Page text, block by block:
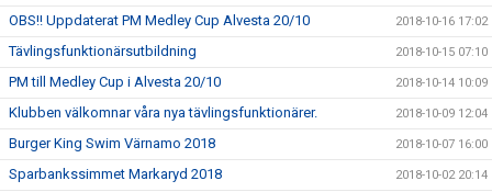
OBS!! Uppdaterat PM Medley Cup Alvesta 20/10 2018-10-16 17:02
Tävlingsfunktionärsutbildning 2018-10-15 07:10
PM till Medley Cup i Alvesta 20/10 2018-10-14 10:09
Klubben välkomnar våra nya tävlingsfunktionärer. 2018-10-09 12:04
Burger King Swim Värnamo 2018 2018-10-07 16:00
Sparbankssimmet Markaryd 2018 2018-10-02 20:14